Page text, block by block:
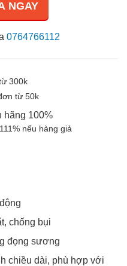
NGAY
0764766112
300k
từ 50k
hãng 100%
nếu hàng giả
chống bụi
đọng sương
chiều dài, phù hợp với